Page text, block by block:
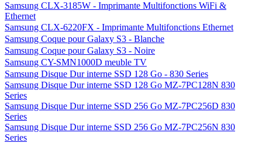
Samsung CLX-3185W - Imprimante Multifonctions WiFi &
Ethernet
Samsung CLX-6220FX - Imprimante Multifonctions Ethernet
Samsung Coque pour Galaxy S3 - Blanche
Samsung Coque pour Galaxy S3 - Noire
Samsung CY-SMN1000D meuble TV
Samsung Disque Dur interne SSD 128 Go - 830 Series
Samsung Disque Dur interne SSD 128 Go MZ-7PC128N 830
Series
Samsung Disque Dur interne SSD 256 Go MZ-7PC256D 830
Series
Samsung Disque Dur interne SSD 256 Go MZ-7PC256N 830
Series